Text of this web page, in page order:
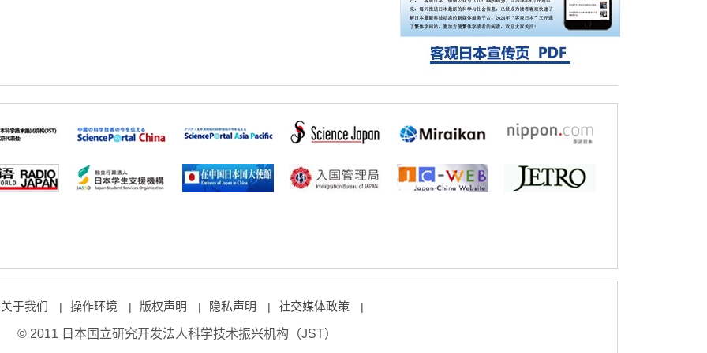
科学研究
立教大学在试管内构建长链人工基因组DNA
自我复制系统，有望实现携带大量基因的人
工细胞
关于我们 | 操作环境 | 版权声明 | 隐私声明 | 社交媒体政策 |
© 2011 日本国立研究开发法人科学技术振兴机构（JST）